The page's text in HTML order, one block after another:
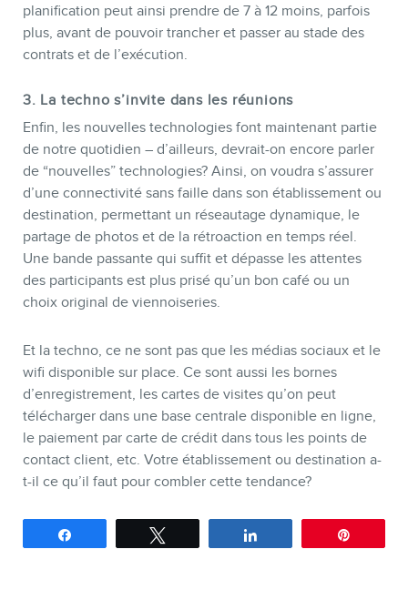
planification peut ainsi prendre de 7 à 12 moins, parfois
plus, avant de pouvoir trancher et passer au stade des
contrats et de l’exécution.
3. La techno s’invite dans les réunions
Enfin, les nouvelles technologies font maintenant partie
de notre quotidien – d’ailleurs, devrait-on encore parler
de “nouvelles” technologies? Ainsi, on voudra s’assurer
d’une connectivité sans faille dans son établissement ou
destination, permettant un réseautage dynamique, le
partage de photos et de la rétroaction en temps réel.
Une bande passante qui suffit et dépasse les attentes
des participants est plus prisé qu’un bon café ou un
choix original de viennoiseries.
Et la techno, ce ne sont pas que les médias sociaux et le
wifi disponible sur place. Ce sont aussi les bornes
d’enregistrement, les cartes de visites qu’on peut
télécharger dans une base centrale disponible en ligne,
le paiement par carte de crédit dans tous les points de
contact client, etc. Votre établissement ou destination a-
t-il ce qu’il faut pour combler cette tendance?